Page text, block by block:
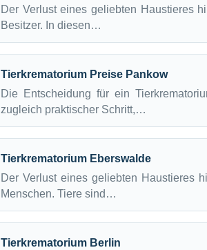
Der Verlust eines geliebten Haustieres
Besitzer. In diesen…
Tierkrematorium Preise Pankow
Die Entscheidung für ein
zugleich praktischer Schritt,…
Tierkrematorium Eberswalde
Der Verlust eines geliebten Haustieres
Menschen. Tiere sind…
Tierkrematorium Berlin